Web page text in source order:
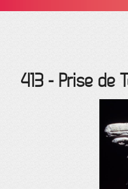
413 - Prise de